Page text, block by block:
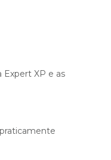
Expert XP e as